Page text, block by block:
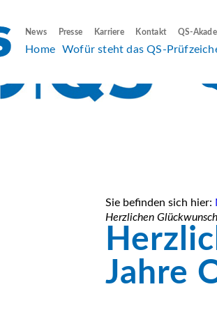
News Presse Karriere Kontakt QS-
Home Wofür steht das QS-
Sie befinden sich hier:
Herzlichen
Jahre